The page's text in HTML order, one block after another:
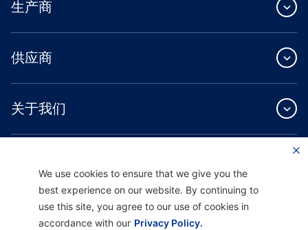
生产商
供应商
关于我们
Providence Health Plan 提供商业团体、个人健康保障和 ASO 服务。
Providence Health Assurance 是一家 HMO、HMO-POS 和 HMO SNP，与
We use cookies to ensure that we give you the
best experience on our website. By continuing to
use this site, you agree to our use of cookies in
accordance with our Privacy Policy.